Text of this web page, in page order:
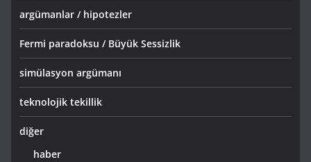
argümanlar / hipotezler
Fermi paradoksu / Büyük Sessizlik
simülasyon argümanı
teknolojik tekillik
diğer
haber